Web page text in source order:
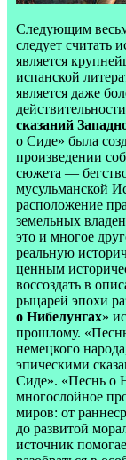
Следующим
следует считать
является
испанской
является даже
сказаний
о Сиде» была
произведении
сюжета —
мусульманской
расположение
земельных
это и многое
реальную
ценным
воссоздать в
рыцарей эпохи
о Нибелунгах»
прошлому.
немецкого
эпическими
Сиде». «Песнь о
многослойное
миров: от
до развитой
источник